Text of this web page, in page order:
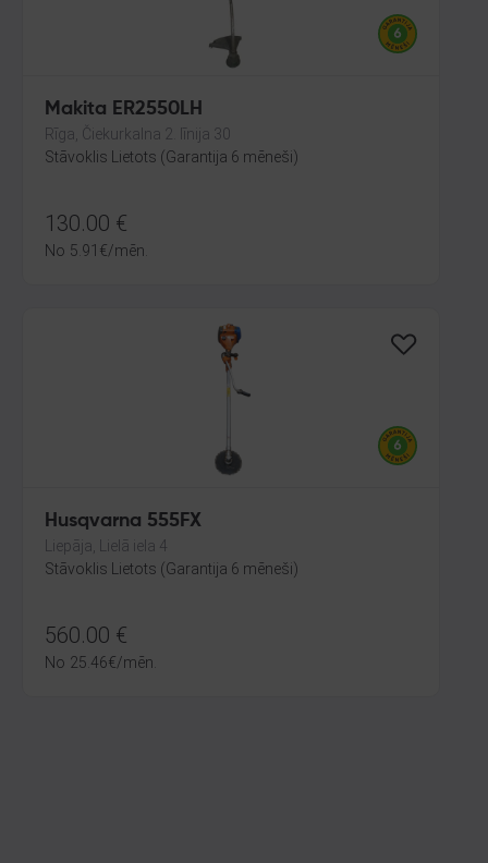
Makita ER2550LH
Rīga, Čiekurkalna 2. līnija 30
Stāvoklis Lietots (Garantija 6 mēneši)
130.00 €
No 5.91 €/mēn.
Husqvarna 555FX
Liepāja, Lielā iela 4
Stāvoklis Lietots (Garantija 6 mēneši)
560.00 €
No 25.46€/mēn.